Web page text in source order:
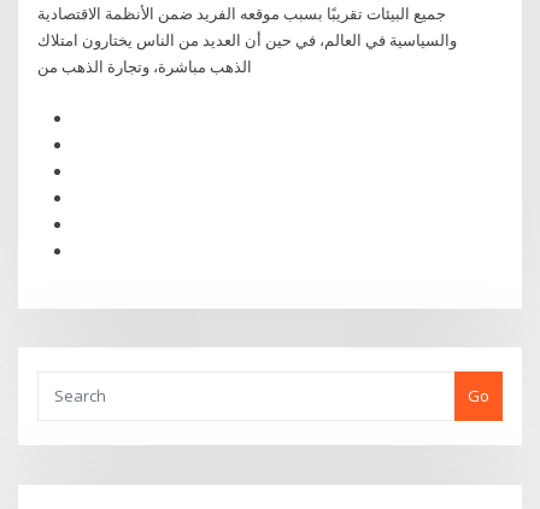
جميع البيئات تقريبًا بسبب موقعه الفريد ضمن الأنظمة الاقتصادية
والسياسية في العالم، في حين أن العديد من الناس يختارون امتلاك
الذهب مباشرة، وتجارة الذهب من
Go